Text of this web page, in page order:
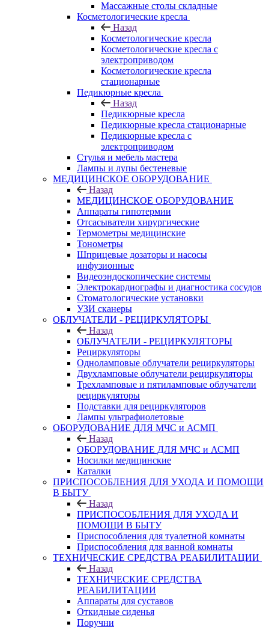
Массажные столы складные
Косметологические кресла
Назад
Косметологические кресла
Косметологические кресла с
электроприводом
Косметологические кресла
стационарные
Педикюрные кресла
Назад
Педикюрные кресла
Педикюрные кресла стационарные
Педикюрные кресла с
электроприводом
Стулья и мебель мастера
Лампы и лупы бестеневые
МЕДИЦИНСКОЕ ОБОРУДОВАНИЕ
Назад
МЕДИЦИНСКОЕ ОБОРУДОВАНИЕ
Аппараты гипотермии
Отсасыватели хирургические
Термометры медицинские
Тонометры
Шприцевые дозаторы и насосы
инфузионные
Видеоэндоскопические системы
Электрокардиографы и диагностика сосудов
Стоматологические установки
УЗИ сканеры
ОБЛУЧАТЕЛИ - РЕЦИРКУЛЯТОРЫ
Назад
ОБЛУЧАТЕЛИ - РЕЦИРКУЛЯТОРЫ
Рециркуляторы
Одноламповые облучатели рециркуляторы
Двухламповые облучатели рециркуляторы
Трехламповые и пятиламповые облучатели
рециркуляторы
Подставки для рециркуляторов
Лампы ультрафиолетовые
ОБОРУДОВАНИЕ ДЛЯ МЧС и АСМП
Назад
ОБОРУДОВАНИЕ ДЛЯ МЧС и АСМП
Носилки медицинские
Каталки
ПРИСПОСОБЛЕНИЯ ДЛЯ УХОДА И ПОМОЩИ
В БЫТУ
Назад
ПРИСПОСОБЛЕНИЯ ДЛЯ УХОДА И
ПОМОЩИ В БЫТУ
Приспособления для туалетной комнаты
Приспособления для ванной комнаты
ТЕХНИЧЕСКИЕ СРЕДСТВА РЕАБИЛИТАЦИИ
Назад
ТЕХНИЧЕСКИЕ СРЕДСТВА
РЕАБИЛИТАЦИИ
Аппараты для суставов
Откидные сиденья
Поручни